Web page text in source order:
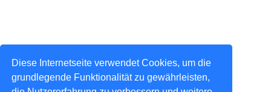
Diese Internetseite verwendet Cookies, um die
grundlegende Funktionalität zu gewährleisten,